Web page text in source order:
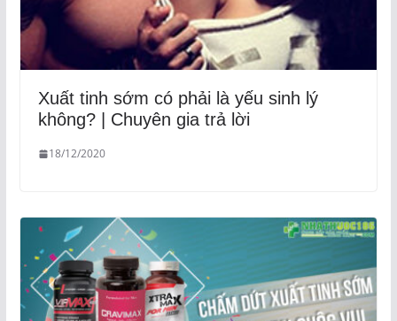
Xuất tinh sớm có phải là yếu sinh lý
không? | Chuyên gia trả lời
18/12/2020